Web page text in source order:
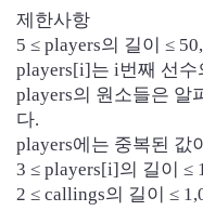
제한사항
5 ≤ players의 길이 ≤
players[i]는 i번째 선수
players의 원소들은 알
다.
players에는 중복된 값
3 ≤ players[i]의 길이 ≤
2 ≤ callings의 길이 ≤